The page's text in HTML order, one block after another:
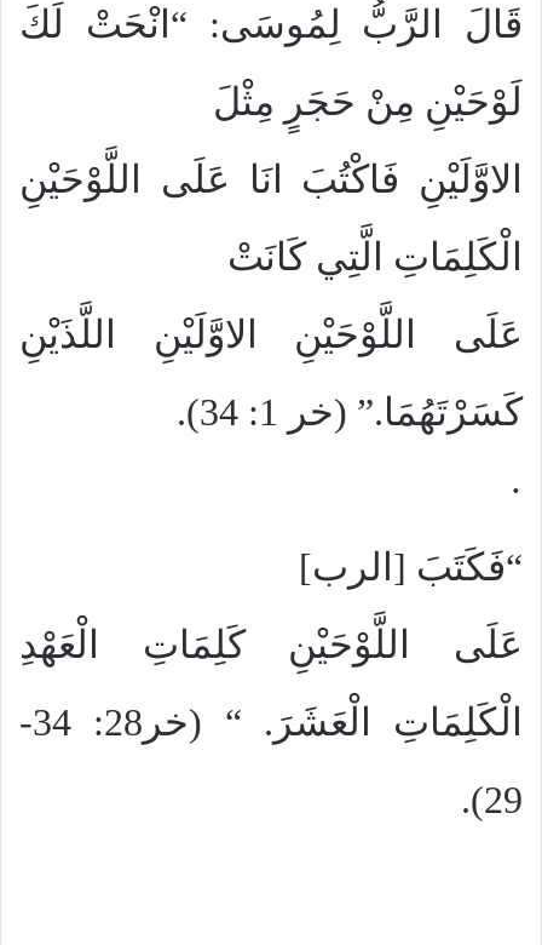
قَالَ الرَّبُّ لِمُوسَى: “انْحَتْ لَكَ
لَوْحَيْنِ مِنْ حَجَرٍ مِثْلَ
الاوَّلَيْنِ فَاكْتُبَ انَا عَلَى اللَّوْحَيْنِ
الْكَلِمَاتِ الَّتِي كَانَتْ
عَلَى اللَّوْحَيْنِ الاوَّلَيْنِ اللَّذَيْنِ
كَسَرْتَهُمَا.” (خر 1: 34).
·
“فَكَتَبَ [الرب]
عَلَى اللَّوْحَيْنِ كَلِمَاتِ الْعَهْدِ
الْكَلِمَاتِ الْعَشَرَ. “
(خر28: 34-
29).